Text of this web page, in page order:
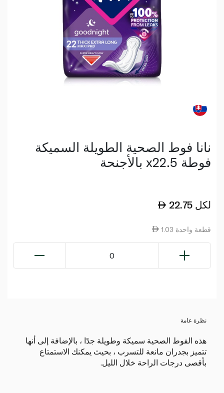
نانا فوط الصحية الطويلة السميكة
بالأجنحة x22.5 فوطة
22.75 لكل
1.03 قطعة واحدة
0
نظرة عامة
هذه الفوط الصحية سميكة وطويلة جدًا ، بالإضافة إلى أنها
تتميز بجدران مانعة للتسرب ، بحيث يمكنك الاستمتاع
بأقصى درجات الراحة خلال الليل.